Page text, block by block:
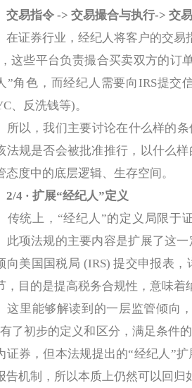
交易指令 -> 交易撮合与执行-> 交
券行业，经纪人将客户的交易
这些平台负责撮合买卖双方的订
”角色，而经纪人需要向IRS提交
、反洗钱等)。
，我们主要讨论在什么样的条
法规是否会被批准推行，以什么
态度中的底层逻辑、生存空间。
2/4 · 扩展“经纪人”定义
上，“经纪人”的定义局限于证
此项法规的主要内容是扩展了这
向美国国税局 (IRS) 提交申报表
，目的是提高税务合规性，意味着
能够解读到的一层监管倾向，
了初步的定义和区分，满足条件
证券，但本法规提出的“经纪人”
告机制，所以本质上仍然可以回归